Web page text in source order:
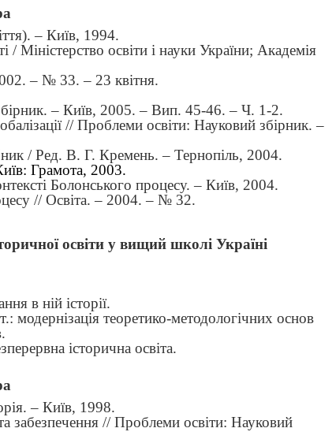
– Київ, 1994.
/ Міністерство освіти і науки України; Академія
– № 33. – 23 квітня.
– Київ, 2005. – Вип. 45-46. – Ч. 1-2.
// Проблеми освіти: Науковий збірник. –
/ Ред. В. Г. Кремень. – Тернопіль, 2004.
Грамота, 2003.
Болонського процесу. – Київ, 2004.
// Освіта. – 2004. – № 32.
освіти у вищий школі Україні
в ній історії.
модернізація теоретико-методологічних основ
історична освіта.
– Київ, 1998.
забезпечення // Проблеми освіти: Науковий